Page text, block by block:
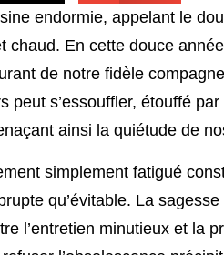
endormie, appelant le
chaud. En cette douce
de notre fidèle
peut s’essouffler, étouffé
ainsi la quiétude de
simplement fatigué
qu’évitable. La
l’entretien minutieux et la